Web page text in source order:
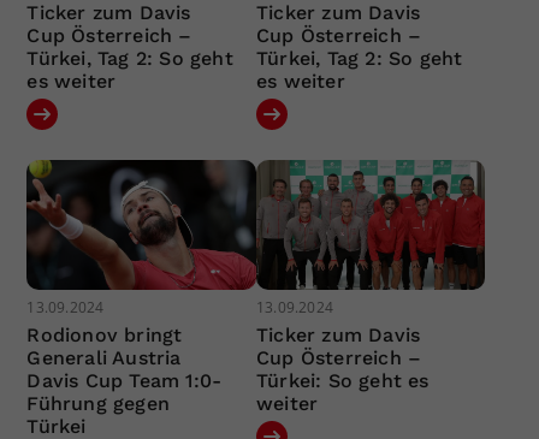
Ticker zum Davis
Cup Österreich –
Türkei, Tag 2: So geht
es weiter
Ticker zum Davis
Cup Österreich –
Türkei, Tag 2: So geht
es weiter
13.09.2024
Rodionov bringt
Generali Austria
Davis Cup Team 1:0-
Führung gegen
Türkei
13.09.2024
Ticker zum Davis
Cup Österreich –
Türkei: So geht es
weiter